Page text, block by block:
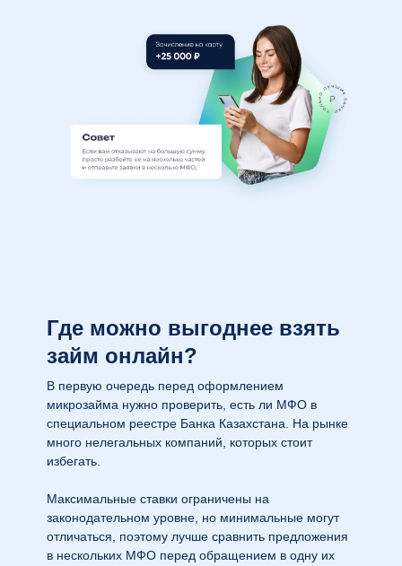
Где можно выгоднее взять
займ онлайн?
В первую очередь перед оформлением
микрозайма нужно проверить, есть ли МФО в
специальном реестре Банка Казахстана. На рынке
много нелегальных компаний, которых стоит
избегать.
Максимальные ставки ограничены на
законодательном уровне, но минимальные могут
отличаться, поэтому лучше сравнить предложения
в нескольких МФО перед обращением в одну их